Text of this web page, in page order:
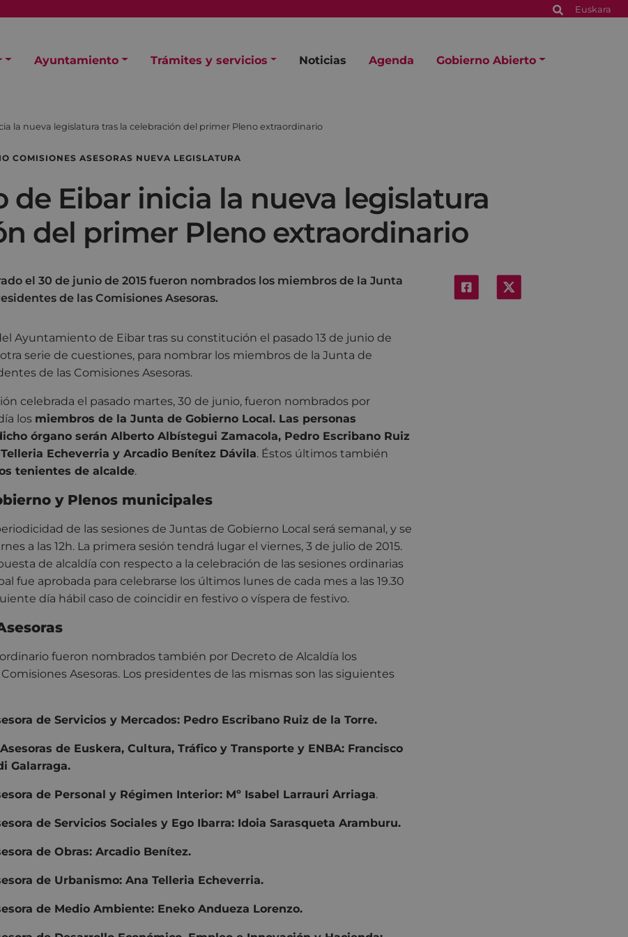
Euskara
Ayuntamiento Trámites y servicios Noticias Agenda Gobierno Abierto
la nueva legislatura tras la celebración del primer Pleno extraordinario
COMISIONES ASESORAS NUEVA LEGISLATURA
de Eibar inicia la nueva legislatura
del primer Pleno extraordinario
el 30 de junio de 2015 fueron nombrados los miembros de la Junta
de las Comisiones Asesoras.
Ayuntamiento de Eibar tras su constitución el pasado 13 de junio de
serie de cuestiones, para nombrar los miembros de la Junta de
de las Comisiones Asesoras.
celebrada el pasado martes, 30 de junio, fueron nombrados por
los miembros de la Junta de Gobierno Local. Las personas
órgano serán Alberto Albístegui Zamacola, Pedro Escribano Ruiz
Echeverria y Arcadio Benítez Dávila. Éstos últimos también
tenientes de alcalde.
y Plenos municipales
de las sesiones de Juntas de Gobierno Local será semanal, y se
a las 12h. La primera sesión tendrá lugar el viernes, 3 de julio de 2015.
de alcaldía con respecto a la celebración de las sesiones ordinarias
fue aprobada para celebrarse los últimos lunes de cada mes a las 19.30
día hábil caso de coincidir en festivo o víspera de festivo.
fueron nombrados también por Decreto de Alcaldía los
Asesoras. Los presidentes de las mismas son las siguientes
de Servicios y Mercados: Pedro Escribano Ruiz de la Torre.
de Euskera, Cultura, Tráfico y Transporte y ENBA: Francisco
Galarraga.
de Personal y Régimen Interior: Mº Isabel Larrauri Arriaga.
de Servicios Sociales y Ego Ibarra: Idoia Sarasqueta Aramburu.
de Obras: Arcadio Benítez.
de Urbanismo: Ana Telleria Echeverria.
de Medio Ambiente: Eneko Andueza Lorenzo.